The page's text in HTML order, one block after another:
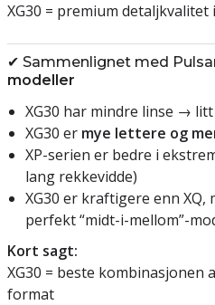
XG30 = premium
✔ Sammenlignet med
modeller
XG30 har mindre linse →
XG30 er mye lettere og
XP-serien er bedre i
lang rekkevidde)
XG30 er kraftigere enn
perfekt “midt-i-mellom”-
Kort sagt:
XG30 = beste
format